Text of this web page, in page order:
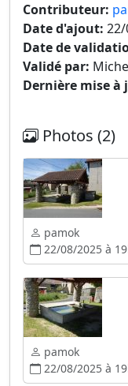
Contributeur:
Date d'ajout: 22/
Date de
Validé par:
Dernière mise à
Photos (2)
pamok
22/08/2025 à
pamok
22/08/2025 à